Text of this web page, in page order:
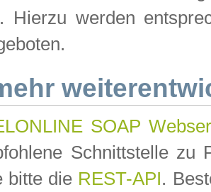
Hierzu werden
SOAP
Schnittstelle zu
bitte die REST-API.